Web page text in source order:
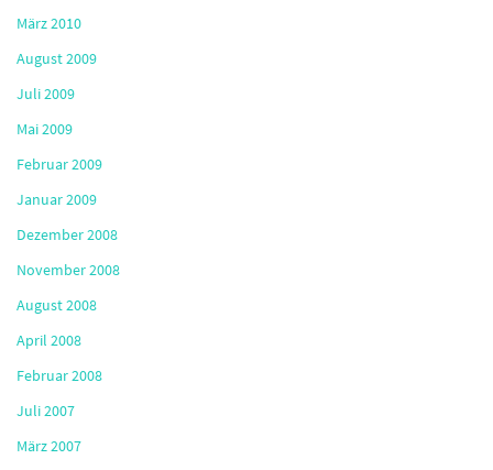
März 2010
August 2009
Juli 2009
Mai 2009
Februar 2009
Januar 2009
Dezember 2008
November 2008
August 2008
April 2008
Februar 2008
Juli 2007
März 2007